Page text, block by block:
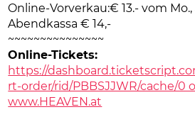
Online-Vorverkau:€ 13.- vom Mo.,
Abendkassa € 14,-
~~~~~~~~~~~~~~~
Online-Tickets:
https://
rt-order/rid/PBBSJJWR/cache/0
www.HEAVEN.at